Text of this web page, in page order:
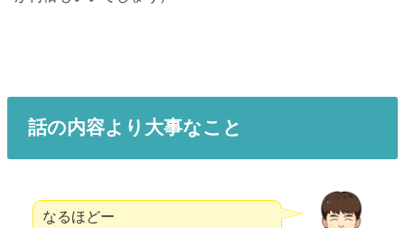
話の内容より大事なこと
なるほどー